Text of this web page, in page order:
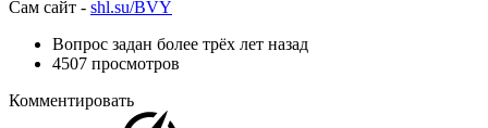
Сам сайт - shl.su/BVY
Вопрос задан более трёх лет назад
4507 просмотров
Комментировать